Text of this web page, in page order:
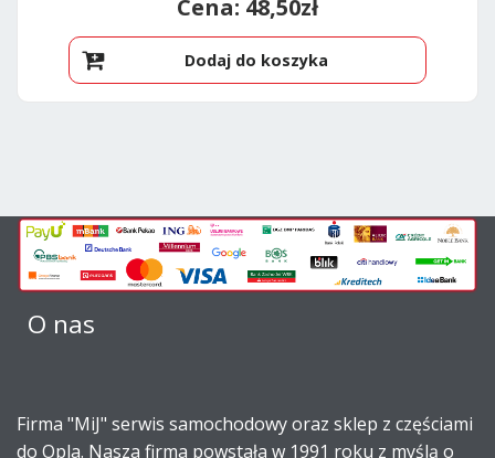
48,50zł
Dodaj do koszyka
O nas
Firma "MiJ" serwis samochodowy oraz sklep z częściami
do Opla. Nasza firma powstała w 1991 roku z myślą o